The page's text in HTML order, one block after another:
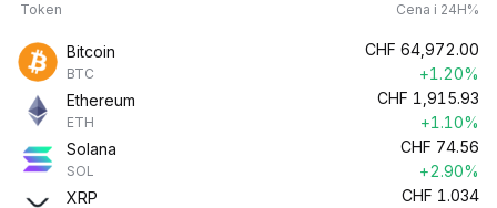
Token Cena i 24H%
Bitcoin
BTC
CHF 64,972.00
+1.20%
Ethereum
ETH
CHF 1,915.93
+1.10%
Solana
SOL
CHF 74.56
+2.90%
XRP
CHF 1.034